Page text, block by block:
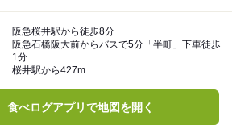
阪急桜井駅から徒歩8分
阪急石橋阪大前からバスで5分「半町」下車徒歩
1分
桜井駅から427m
食べログアプリで地図を開く